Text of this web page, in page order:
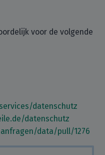
voor de volgende
datenschutz
datenschutz
data/pull/1276